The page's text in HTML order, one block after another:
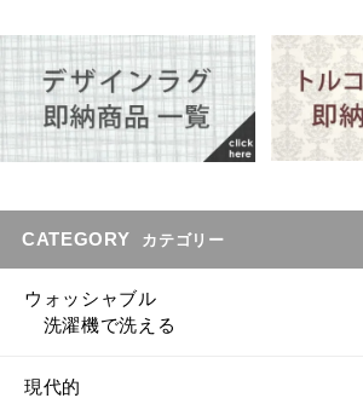
CATEGORY カテゴリー
ウォッシャブル
洗濯機で洗える
現代的